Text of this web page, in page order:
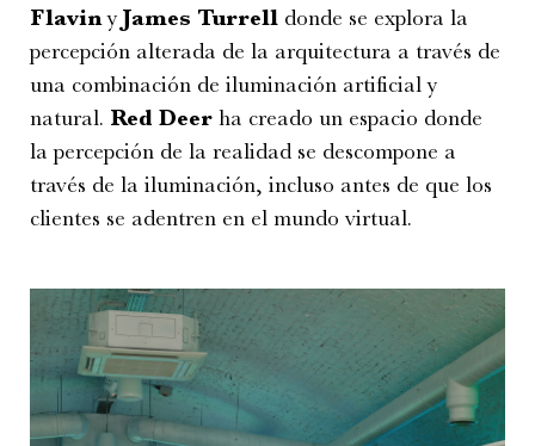
Flaviny James Turrell donde se explora la
percepción alterada de la arquitectura a través de
una combinación de iluminación artificial y
natural. Red Deer ha creado un espacio donde
la percepción de la realidad se descompone a
través de la iluminación, incluso antes de que los
clientes se adentren en el mundo virtual.